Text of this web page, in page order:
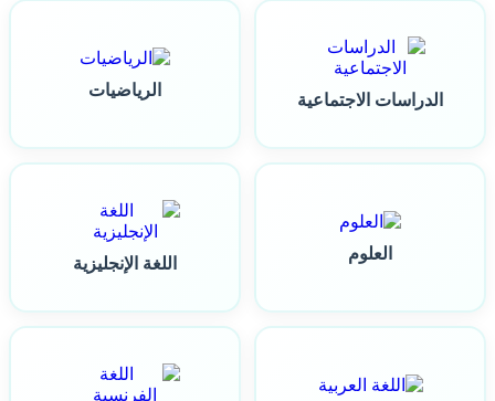
الدراسات الاجتماعية
الرياضيات
العلوم
اللغة الإنجليزية